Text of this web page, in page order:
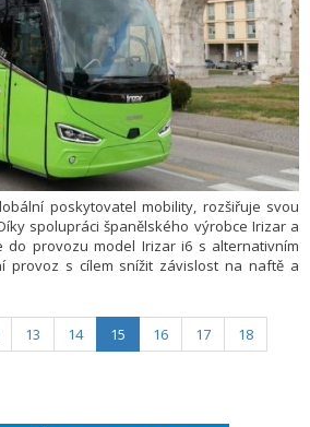
poskytovatel mobility, rozšiřuje svou
spolupráci španělského výrobce Irizar a
do provozu model Irizar i6 s alternativním
provoz s cílem snížit závislost na naftě a
13 14 15 16 17
18